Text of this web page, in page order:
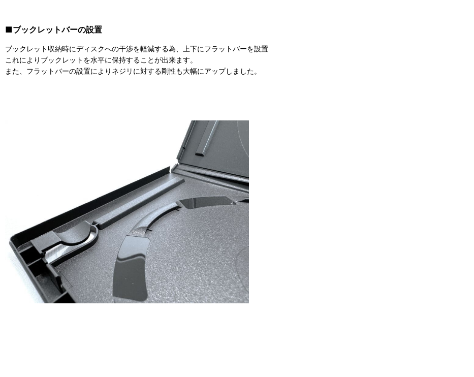
■ブックレットバーの設置
ブックレット収納時にディスクへの干渉を軽減する為、上下にフラットバーを設置
これによりブックレットを水平に保持することが出来ます。
また、フラットバーの設置によりネジリに対する剛性も大幅にアップしました。